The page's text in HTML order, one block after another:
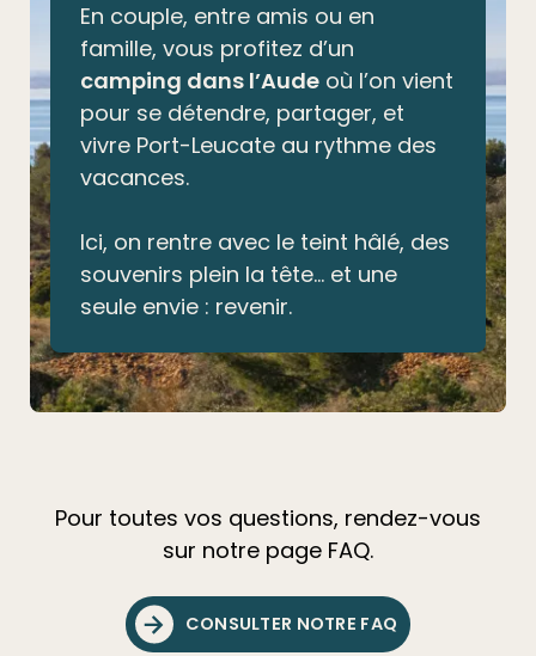
En couple, entre amis ou en
famille, vous profitez d’un
camping dans l’Audeoù l’on vient
pour se détendre, partager, et
vivre Port-Leucate au rythme des
vacances.
Ici, on rentre avec le teint hâlé, des
souvenirs plein la tête… et une
seule envie : revenir.
Pour toutes vos questions, rendez-vous
sur notre page FAQ.
CONSULTER NOTRE FAQ